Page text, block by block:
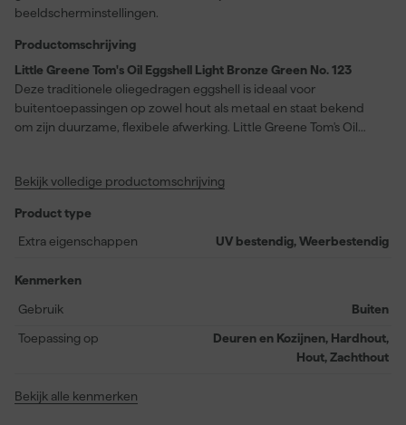
beeldscherminstellingen.
Productomschrijving
Little Greene Tom's Oil Eggshell Light Bronze Green No. 123
Deze traditionele oliegedragen eggshell is ideaal voor
buitentoepassingen op zowel hout als metaal en staat bekend
om zijn duurzame, flexibele afwerking. Little Greene Tom's Oil
waarbij de unieke tint Light Bronze Green No. 123 iedere
nuancering. De sterke, weerbestendige laag is volledig afwasbaar
en behoudt zijn fraaie eiglans zelfs bij intensief gebruik. Je geniet
overschilderbaar, met een rendement van 14–16 meter per liter.
Bekijk volledige productomschrijving
Product type
Extra eigenschappen
UV bestendig, Weerbestendig
Kenmerken
Gebruik
Buiten
Toepassing op
Deuren en Kozijnen, Hardhout,
Hout, Zachthout
Bekijk alle kenmerken